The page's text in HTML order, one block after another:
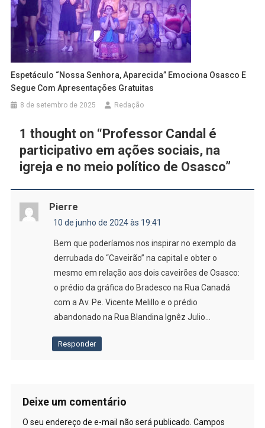
Espetáculo “Nossa Senhora, Aparecida” Emociona Osasco E
Segue Com Apresentações Gratuitas
8 de setembro de 2025 Redação
1 thought on “Professor Candal é
participativo em ações sociais, na
igreja e no meio político de Osasco”
Pierre
10 de junho de 2024 às 19:41
Bem que poderíamos nos inspirar no exemplo da
derrubada do “Caveirão” na capital e obter o
mesmo em relação aos dois caveirões de Osasco:
o prédio da gráfica do Bradesco na Rua Canadá
com a Av. Pe. Vicente Melillo e o prédio
abandonado na Rua Blandina Ignêz Julio…
Responder
Deixe um comentário
O seu endereço de e-mail não será publicado. Campos